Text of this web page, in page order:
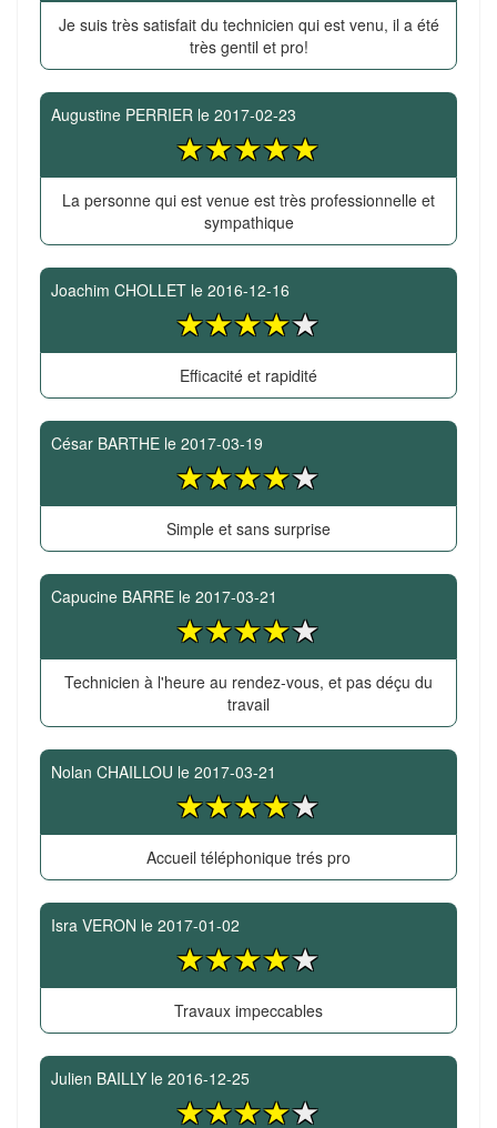
Je suis très satisfait du technicien qui est venu, il a été
très gentil et pro!
Augustine PERRIER le 2017-02-23
La personne qui est venue est très professionnelle et
sympathique
Joachim CHOLLET le 2016-12-16
Efficacité et rapidité
César BARTHE le 2017-03-19
Simple et sans surprise
Capucine BARRE le 2017-03-21
Technicien à l'heure au rendez-vous, et pas déçu du
travail
Nolan CHAILLOU le 2017-03-21
Accueil téléphonique trés pro
Isra VERON le 2017-01-02
Travaux impeccables
Julien BAILLY le 2016-12-25